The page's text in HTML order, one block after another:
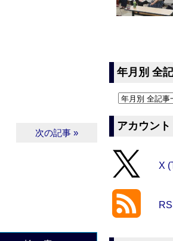
次の記事 »
年月別 全
アカウン
X